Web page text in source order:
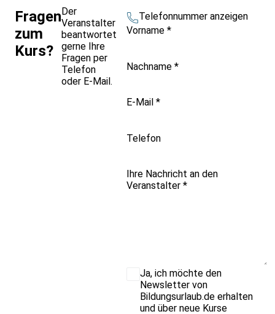
Fragen
zum
Kurs?
Der
Veranstalter
beantwortet
gerne Ihre
Fragen per
Telefon
oder E-Mail.
Telefonnummer anzeigen
Vorname *
Nachname *
E-Mail *
Telefon
Ihre Nachricht an den
Veranstalter *
Ja, ich möchte den
Newsletter von
Bildungsurlaub.de erhalten
und über neue Kurse